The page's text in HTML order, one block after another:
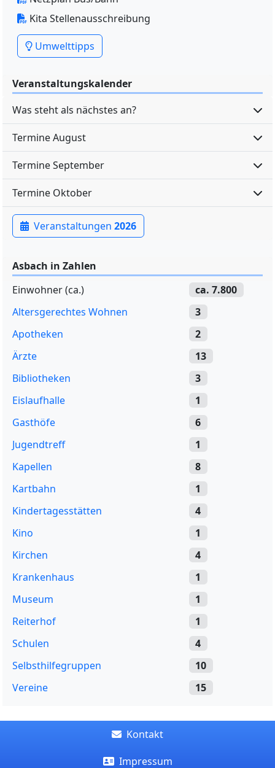
Kita Stellenausschreibung
Umwelttipps
Veranstaltungskalender
Was steht als nächstes an?
Termine August
Termine September
Termine Oktober
Veranstaltungen 2026
Asbach in Zahlen
Einwohner (ca.)
ca. 7.800
Altersgerechtes Wohnen
3
Apotheken
2
Ärzte
13
Bibliotheken
3
Eislaufhalle
1
Gasthöfe
6
Jugendtreff
1
Kapellen
8
Kartbahn
1
Kindertagesstätten
4
Kino
1
Kirchen
4
Krankenhaus
1
Museum
1
Reiterhof
1
Schulen
4
Selbsthilfegruppen
10
Vereine
15
Kontakt
Impressum